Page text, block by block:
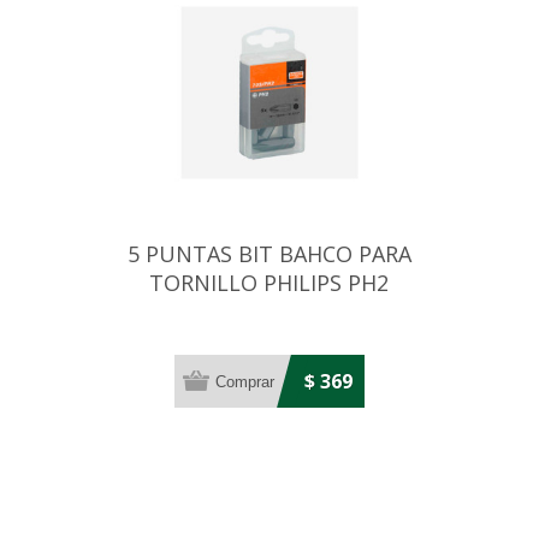
5 PUNTAS BIT BAHCO PARA
TORNILLO PHILIPS PH2
$ 369